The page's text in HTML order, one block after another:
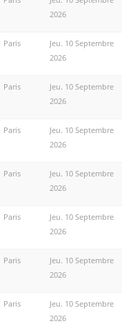
2026
Paris
Jeu. 10 Septembre
2026
Paris
Jeu. 10 Septembre
2026
Paris
Jeu. 10 Septembre
2026
Paris
Jeu. 10 Septembre
2026
Paris
Jeu. 10 Septembre
2026
Paris
Jeu. 10 Septembre
2026
Paris
Jeu. 10 Septembre
2026